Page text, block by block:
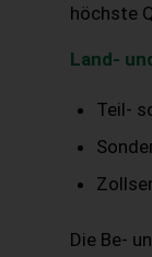
höchste
Land-
Teil-
Die Be-